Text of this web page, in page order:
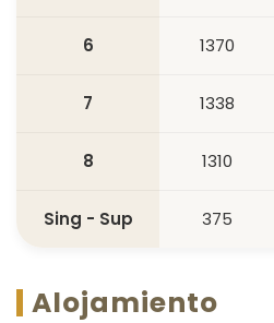
6 1370
7 1338
8 1310
Sing - Sup 375
Alojamiento